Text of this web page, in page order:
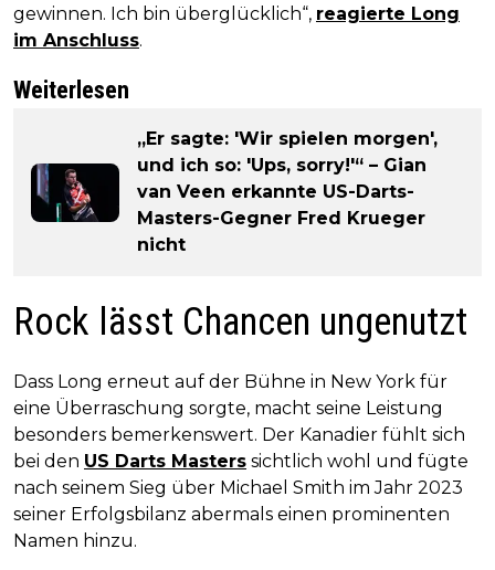
gewinnen. Ich bin überglücklich“, reagierte Long
im Anschluss.
Weiterlesen
„Er sagte: 'Wir spielen morgen',
und ich so: 'Ups, sorry!'“ – Gian
van Veen erkannte US-Darts-
Masters-Gegner Fred Krueger
nicht
Rock lässt Chancen ungenutzt
Dass Long erneut auf der Bühne in New York für
eine Überraschung sorgte, macht seine Leistung
besonders bemerkenswert. Der Kanadier fühlt sich
bei den US Darts Masters sichtlich wohl und fügte
nach seinem Sieg über Michael Smith im Jahr 2023
seiner Erfolgsbilanz abermals einen prominenten
Namen hinzu.